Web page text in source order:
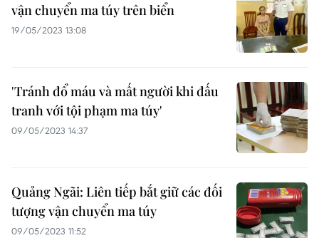
vận chuyển ma túy trên biển
19/05/2023 13:08
'Tránh đổ máu và mất người khi đấu
tranh với tội phạm ma túy'
09/05/2023 14:37
Quảng Ngãi: Liên tiếp bắt giữ các đối
tượng vận chuyển ma túy
09/05/2023 11:52